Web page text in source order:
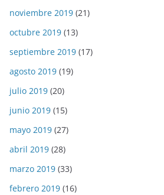
noviembre 2019 (21)
octubre 2019 (13)
septiembre 2019 (17)
agosto 2019 (19)
julio 2019 (20)
junio 2019 (15)
mayo 2019 (27)
abril 2019 (28)
marzo 2019 (33)
febrero 2019 (16)